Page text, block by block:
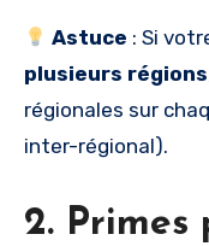
Astuce : Si
plusieurs régions
régionales sur
inter-régional).
2. Primes